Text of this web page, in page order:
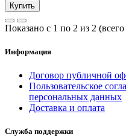
Купить
Показано с 1 по 2 из 2
Информация
Договор публичной
Пользовательское
персональных данных
Доставка и оплата
Служба поддержки